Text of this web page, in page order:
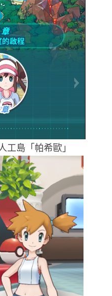
島「帕希歐」